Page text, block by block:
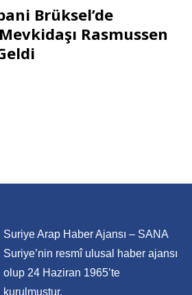
Brüksel’de
Rasmussen
Suriye Arap Haber Ajansı – SANA
Suriye’nin resmî ulusal haber ajansı
olup 24 Haziran 1965’te
kurulmuştur.